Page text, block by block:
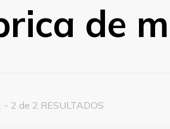
de
- 2 de 2 RESULTADOS